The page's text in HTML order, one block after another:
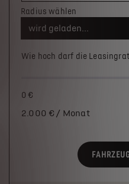
Radius wählen
wird geladen...
Wie hoch darf die
0 €
2.000 € / Monat